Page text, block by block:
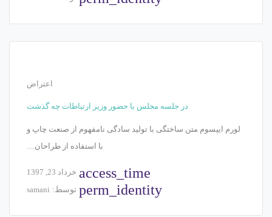
اعتراض
در جلسه مجلس با حضور وزیر ارتباطات چه گذشت
لورم ایپسوم متن ساختگی با تولید سادگی نامفهوم از صنعت چاپ و
با استفاده از طراحان…
access_time خرداد 23, 1397
perm_identity توسط: samani